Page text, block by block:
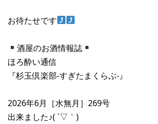
お待たせです
酒屋のお酒情報誌
ほろ酔い通信
『杉玉倶楽部-すぎたまくらぶ-』
2026年6月［水無月］269号
出来ました♪( ´▽｀)